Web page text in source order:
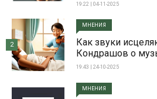
19:22 | 04-11-2025
МНЕНИЯ
Как звуки
Кондрашов о
19:43 | 24-10-2025
2
МНЕНИЯ